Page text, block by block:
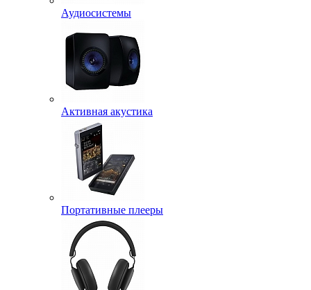
Аудиосистемы
Активная акустика
Портативные плееры